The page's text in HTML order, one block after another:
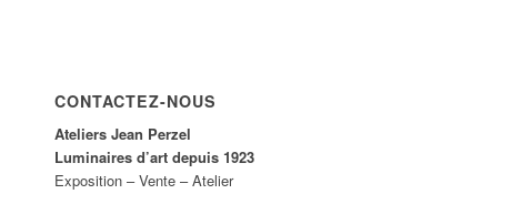
CONTACTEZ-NOUS
Ateliers Jean Perzel
Luminaires d’art depuis 1923
Exposition – Vente – Atelier